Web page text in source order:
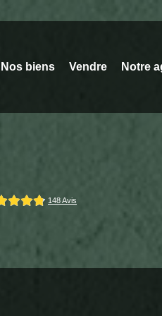
Nos biens Vendre Notre